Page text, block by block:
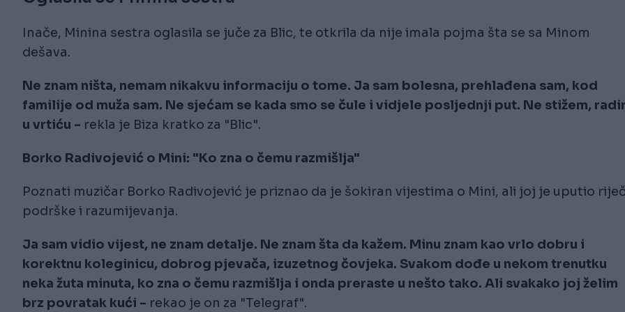
Inače, Minina sestra oglasila se juče za Blic, te otkrila da nije imala pojma šta se sa Minom
dešava.
Ne znam ništa, nemam nikakvu informaciju o tome. Ja sam bolesna, prehlađena sam, kod
familije od muža sam. Ne sjećam se kada smo se čule i vidjele posljednji put. Ne stižem,
u vrtiću - rekla je Biza kratko za "Blic".
Borko Radivojević o Mini: "Ko zna o čemu razmišlja"
Poznati muzičar Borko Radivojević je priznao da je šokiran vijestima o Mini, ali joj je uputio
podrške i razumijevanja.
Ja sam vidio vijest, ne znam detalje. Ne znam šta da kažem. Minu znam kao vrlo dobru i
korektnu koleginicu, dobrog pjevača, izuzetnog čovjeka. Svakom dođe u nekom trenutku
neka žuta minuta, ko zna o čemu razmišlja i onda preraste u nešto tako. Ali svakako joj želim
brz povratak kući - rekao je on za "Telegraf".